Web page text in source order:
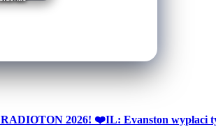
2026! ❤️IL: Evanston wypłaci